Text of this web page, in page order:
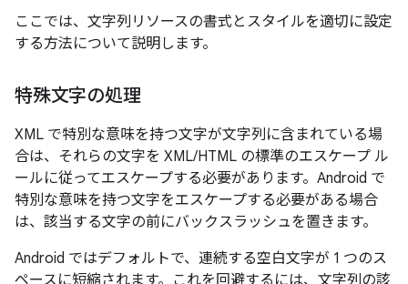
ここでは、文字列リソースの書式とスタイルを適切に設定
する方法について説明します。
特殊文字の処理
XML で特別な意味を持つ文字が文字列に含まれている場
合は、それらの文字を XML/HTML の標準のエスケープ ル
ールに従ってエスケープする必要があります。Android で
特別な意味を持つ文字をエスケープする必要がある場合
は、該当する文字の前にバックスラッシュを置きます。
Android ではデフォルトで、連続する空白文字が 1 つのス
ペースに短縮されます。これを回避するには、文字列の該